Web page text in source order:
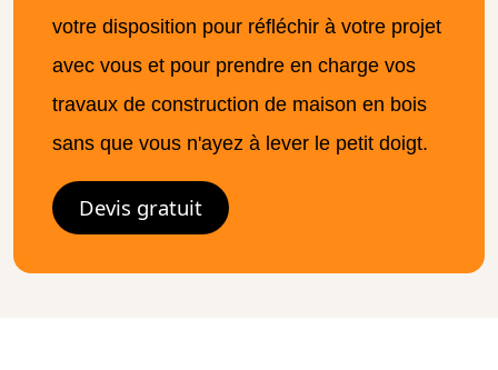
votre disposition pour réfléchir à votre projet
avec vous et pour prendre en charge vos
travaux de construction de maison en bois
sans que vous n'ayez à lever le petit doigt.
Devis gratuit